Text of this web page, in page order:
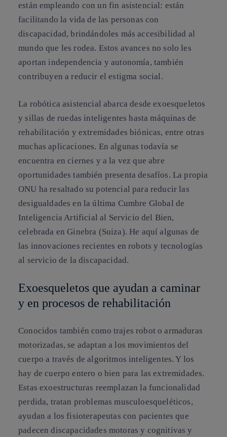
están empleando con un fin asistencial: están
facilitando la vida de las personas con
discapacidad, brindándoles más accesibilidad al
mundo que les rodea. Estos avances no solo les
aportan independencia y autonomía, también
contribuyen a reducir el estigma social.
La robótica asistencial abarca desde exoesqueletos
y sillas de ruedas inteligentes hasta máquinas de
rehabilitación y extremidades biónicas, entre otras
muchas aplicaciones. En algunas todavía se
encuentra en ciernes y a la vez que abre
oportunidades también presenta desafíos. La propia
ONU ha resaltado su potencial para reducir las
desigualdades en la última Cumbre Global de
Inteligencia Artificial al Servicio del Bien,
celebrada en Ginebra (Suiza). He aquí algunas de
las innovaciones recientes en robots y tecnologías
al servicio de la discapacidad.
Exoesqueletos que ayudan a caminar
y en procesos de rehabilitación
Conocidos también como trajes robot o armaduras
motorizadas, se adaptan a los movimientos del
cuerpo a través de algoritmos inteligentes. Y los
hay de cuerpo entero o bien para las extremidades.
Estas exoestructuras reemplazan la funcionalidad
perdida, tratan problemas musculoesqueléticos,
ayudan a los fisioterapeutas con pacientes que
padecen discapacidades motoras y cognitivas y